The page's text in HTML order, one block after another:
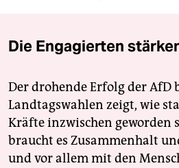
Die Engagierten
Der drohende Erfolg der AfD
Landtagswahlen zeigt, wie
Kräfte inzwischen geworden
braucht es Zusammenhalt
und vor allem mit den